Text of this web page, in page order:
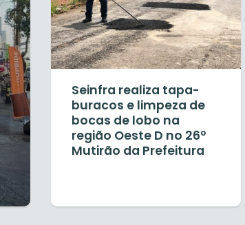
Seinfra realiza tapa-
buracos e limpeza de
bocas de lobo na
região Oeste D no 26º
Mutirão da Prefeitura